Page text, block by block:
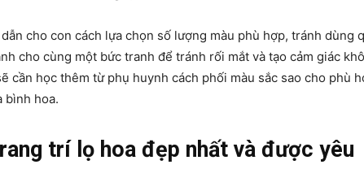
cho con cách lựa chọn số lượng màu phù hợp, tránh dùng
cho cùng một bức tranh để tránh rối mắt và tạo cảm giác
cần học thêm từ phụ huynh cách phối màu sắc sao cho phù
bình hoa.
trí lọ hoa đẹp nhất và được yêu